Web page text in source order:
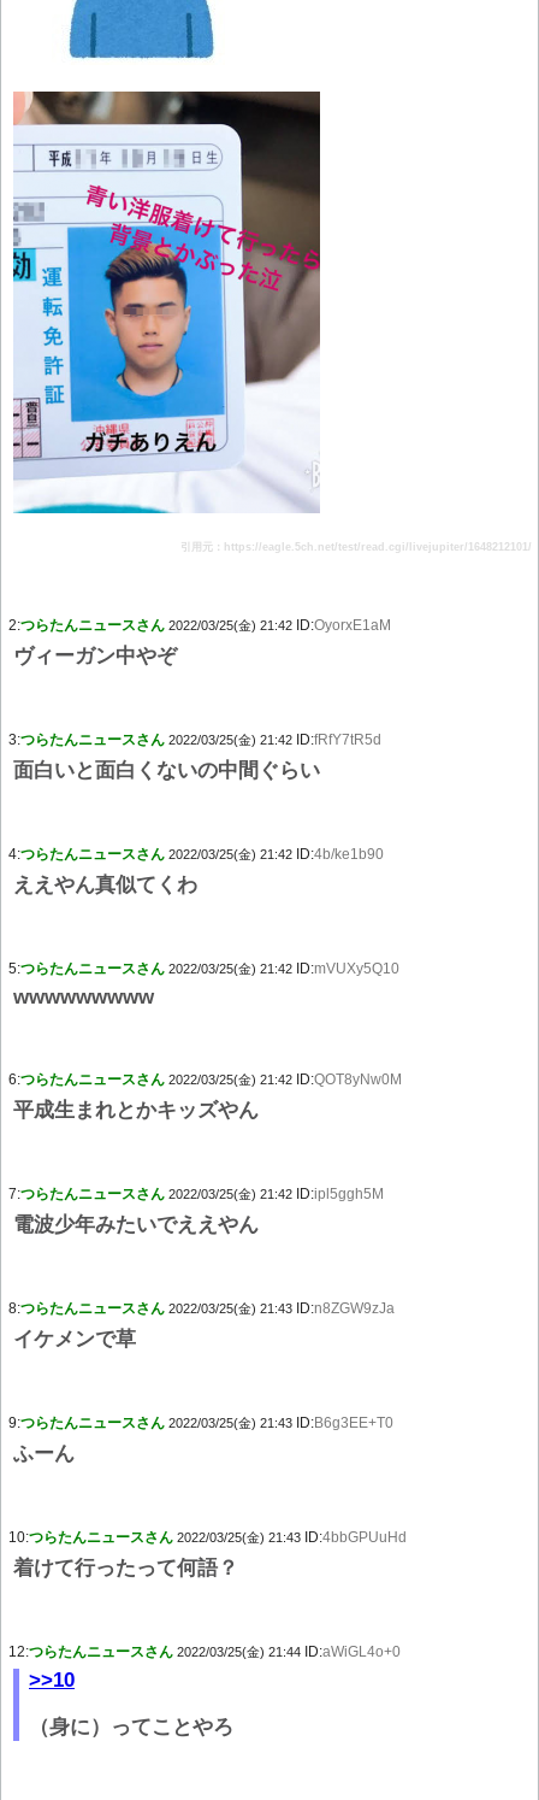
引用元：https://eagle.5ch.net/test/read.cgi/livejupiter/1648212101/
2:つらたんニュースさん 2022/03/25(金) 21:42 ID:OyorxE1aM
ヴィーガン中やぞ
3:つらたんニュースさん 2022/03/25(金) 21:42 ID:fRfY7tR5d
面白いと面白くないの中間ぐらい
4:つらたんニュースさん 2022/03/25(金) 21:42 ID:4b/ke1b90
ええやん真似てくわ
5:つらたんニュースさん 2022/03/25(金) 21:42 ID:mVUXy5Q10
wwwwwwwww
6:つらたんニュースさん 2022/03/25(金) 21:42 ID:QOT8yNw0M
平成生まれとかキッズやん
7:つらたんニュースさん 2022/03/25(金) 21:42 ID:ipl5ggh5M
電波少年みたいでええやん
8:つらたんニュースさん 2022/03/25(金) 21:43 ID:n8ZGW9zJa
イケメンで草
9:つらたんニュースさん 2022/03/25(金) 21:43 ID:B6g3EE+T0
ふーん
10:つらたんニュースさん 2022/03/25(金) 21:43 ID:4bbGPUuHd
着けて行ったって何語？
12:つらたんニュースさん 2022/03/25(金) 21:44 ID:aWiGL4o+0
>>10
（身に）ってことやろ